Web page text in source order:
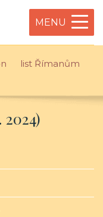
MENU
list Římanům